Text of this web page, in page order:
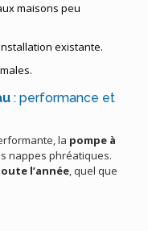
maisons peu
existante.
: performance et
la pompe à
nappes phréatiques.
l’année, quel que